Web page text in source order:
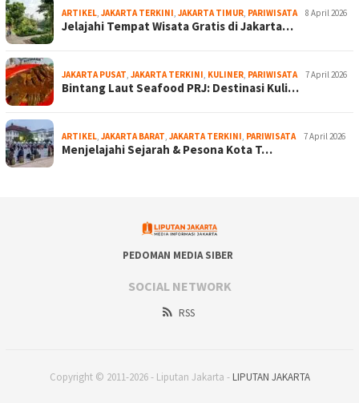
ARTIKEL, JAKARTA TERKINI, JAKARTA TIMUR, PARIWISATA 8 April 2026
Jelajahi Tempat Wisata Gratis di Jakarta…
JAKARTA PUSAT, JAKARTA TERKINI, KULINER, PARIWISATA 7 April 2026
Bintang Laut Seafood PRJ: Destinasi Kuli…
ARTIKEL, JAKARTA BARAT, JAKARTA TERKINI, PARIWISATA 7 April 2026
Menjelajahi Sejarah & Pesona Kota T…
PEDOMAN MEDIA SIBER
SOCIAL NETWORK
RSS
Copyright © 2011-2026 - Liputan Jakarta - LIPUTAN JAKARTA